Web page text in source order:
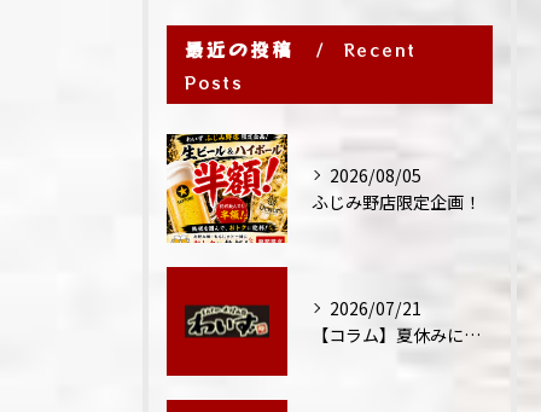
最近の投稿
Recent
Posts
2026/08/05
ふじみ野店限定企画！
2026/07/21
【コラム】夏休みに家族外食が増える理由